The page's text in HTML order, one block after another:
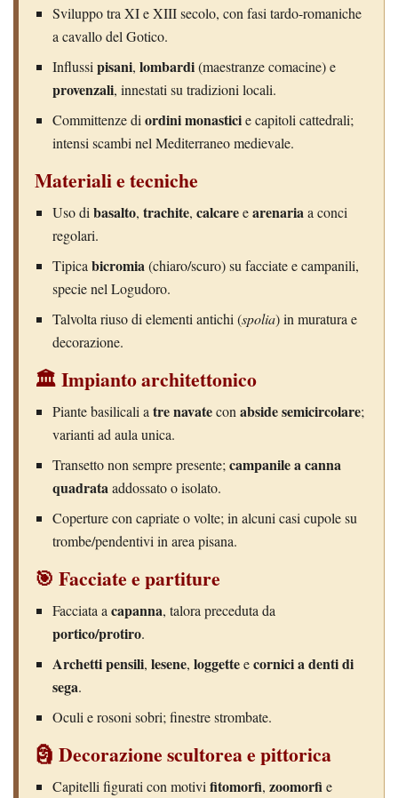
Sviluppo tra XI e XIII secolo, con fasi tardo-romaniche
a cavallo del Gotico.
Influssi pisani, lombardi(maestranze comacine) e
provenzali, innestati su tradizioni locali.
Committenze di ordini monasticie capitoli cattedrali;
intensi scambi nel Mediterraneo medievale.
Materiali e tecniche
Uso di basalto, trachite, calcareearenariaa conci
regolari.
Tipica bicromia(chiaro/scuro) su facciate e campanili,
specie nel Logudoro.
Talvolta riuso di elementi antichi (spolia) in muratura e
decorazione.
🏛️ Impianto architettonico
Piante basilicali a tre navatecon abside semicircolare;
varianti ad aula unica.
Transetto non sempre presente; campanile a canna
quadrataaddossato o isolato.
Coperture con capriate o volte; in alcuni casi cupole su
trombe/pendentivi in area pisana.
🎯 Facciate e partiture
Facciata a capanna, talora preceduta da
portico/protiro.
Archetti pensili, lesene, loggetteecornici a denti di
sega.
Oculi e rosoni sobri; finestre strombate.
🗿 Decorazione scultorea e pittorica
Capitelli figurati con motivi fitomorfi, zoomorfie